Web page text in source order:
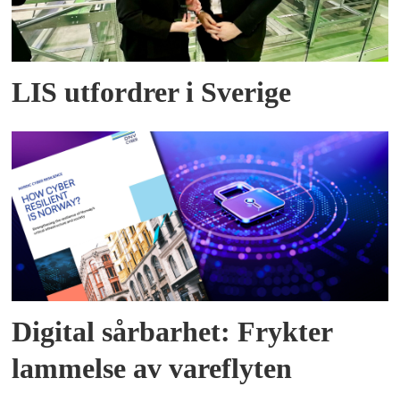
LIS utfordrer i Sverige
Digital sårbarhet: Frykter
lammelse av vareflyten